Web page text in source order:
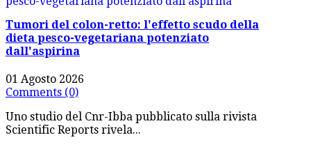
Tumori del colon-retto: l'effetto scudo della
dieta pesco-vegetariana potenziato
dall'aspirina
01 Agosto 2026
Comments (0)
Uno studio del Cnr-Ibba pubblicato sulla rivista
Scientific Reports rivela...